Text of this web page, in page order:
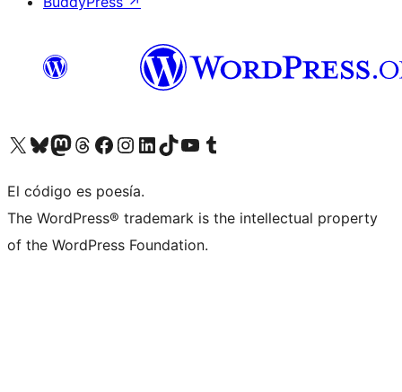
Visita nuestra cuenta de X (anteriormente Twitter)
Visita nuestra cuenta de Bluesky
Visita nuestra cuenta de Mastodon
Visita nuestra cuenta de Threads
Visita nuestra página de Facebook
Visita nuestra cuenta de Instagram
Visita nuestra cuenta de LinkedIn
Visita nuestra cuenta de TikTok
Visita nuestro canal de YouTube
Visita nuestra cuenta de Tumblr
El código es poesía.
The WordPress® trademark is the intellectual property
of the WordPress Foundation.